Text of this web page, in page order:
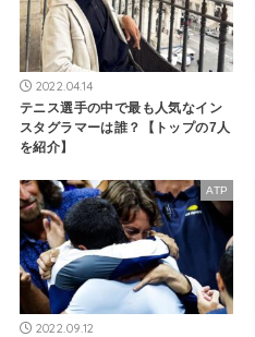
2022.04.14
テニス選手の中で最も人気なイン
スタグラマーは誰？【トップの7人
を紹介】
ATP
2022.09.12